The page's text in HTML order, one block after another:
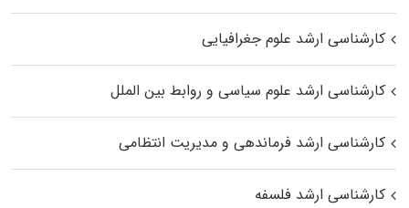
کارشناسی ارشد علوم جغرافیایی
کارشناسی ارشد علوم سیاسی و روابط بین الملل
کارشناسی ارشد فرماندهی و مدیریت انتظامی
کارشناسی ارشد فلسفه